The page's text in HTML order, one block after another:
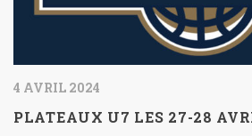
4 AVRIL 2024
PLATEAUX U7 LES 27-28